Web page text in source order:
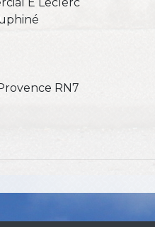
RN7